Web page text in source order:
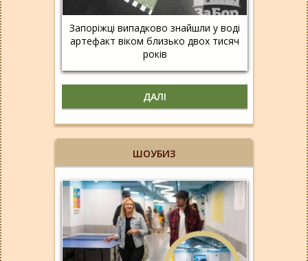
Запоріжці випадково знайшли у воді
артефакт віком близько двох тисяч
років
ДАЛІ
ШОУБИЗ